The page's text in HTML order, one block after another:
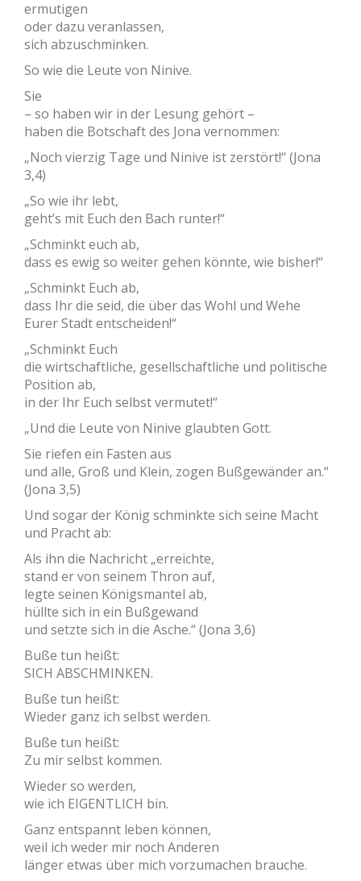
ermutigen
oder dazu veranlassen,
sich abzuschminken.
So wie die Leute von Ninive.
Sie
– so haben wir in der Lesung gehört –
haben die Botschaft des Jona vernommen:
„Noch vierzig Tage und Ninive ist zerstört!“ (Jona
3,4)
„So wie ihr lebt,
geht’s mit Euch den Bach runter!“
„Schminkt euch ab,
dass es ewig so weiter gehen könnte, wie bisher!“
„Schminkt Euch ab,
dass Ihr die seid, die über das Wohl und Wehe
Eurer Stadt entscheiden!“
„Schminkt Euch
die wirtschaftliche, gesellschaftliche und politische
Position ab,
in der Ihr Euch selbst vermutet!“
„Und die Leute von Ninive glaubten Gott.
Sie riefen ein Fasten aus
und alle, Groß und Klein, zogen Bußgewänder an.“
(Jona 3,5)
Und sogar der König schminkte sich seine Macht
und Pracht ab:
Als ihn die Nachricht „erreichte,
stand er von seinem Thron auf,
legte seinen Königsmantel ab,
hüllte sich in ein Bußgewand
und setzte sich in die Asche.“ (Jona 3,6)
Buße tun heißt:
SICH ABSCHMINKEN.
Buße tun heißt:
Wieder ganz ich selbst werden.
Buße tun heißt:
Zu mir selbst kommen.
Wieder so werden,
wie ich EIGENTLICH bin.
Ganz entspannt leben können,
weil ich weder mir noch Anderen
länger etwas über mich vorzumachen brauche.